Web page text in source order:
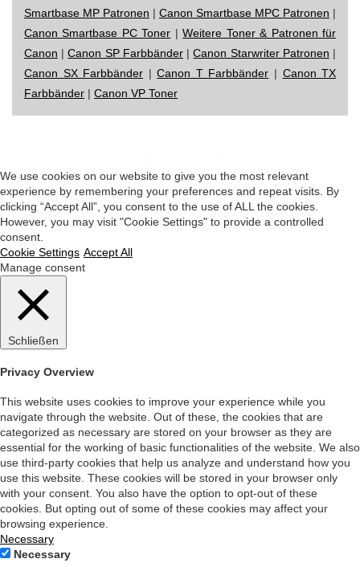
Smartbase MP Patronen | Canon Smartbase MPC Patronen |
Canon Smartbase PC Toner |Weitere Toner & Patronen für
Canon |Canon SP Farbbänder|Canon Starwriter Patronen |
Canon SX Farbbänder |Canon T Farbbänder | Canon TX
Farbbänder | Canon VP Toner
We use cookies on our website to give you the most relevant
experience by remembering your preferences and repeat visits. By
clicking “Accept All”, you consent to the use of ALL the cookies.
However, you may visit "Cookie Settings" to provide a controlled
consent.
Cookie Settings Accept All
Manage consent
Schließen
Privacy Overview
This website uses cookies to improve your experience while you
navigate through the website. Out of these, the cookies that are
categorized as necessary are stored on your browser as they are
essential for the working of basic functionalities of the website. We also
use third-party cookies that help us analyze and understand how you
use this website. These cookies will be stored in your browser only
with your consent. You also have the option to opt-out of these
cookies. But opting out of some of these cookies may affect your
browsing experience.
Necessary
Necessary